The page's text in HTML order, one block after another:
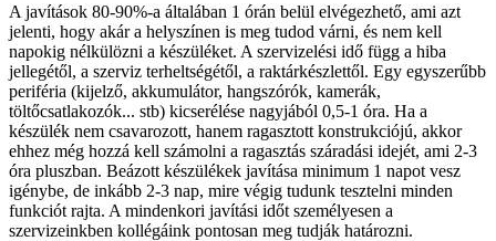
A javítások 80-90%-a általában 1 órán belül elvégezhető, ami azt
jelenti, hogy akár a helyszínen is meg tudod várni, és nem kell
napokig nélkülözni a készüléket. A szervizelési idő függ a hiba
jellegétől, a szerviz terheltségétől, a raktárkészlettől. Egy egyszerűbb
periféria (kijelző, akkumulátor, hangszórók, kamerák,
töltőcsatlakozók... stb) kicserélése nagyjából 0,5-1 óra. Ha a
készülék nem csavarozott, hanem ragasztott konstrukciójú, akkor
ehhez még hozzá kell számolni a ragasztás száradási idejét, ami 2-3
óra pluszban. Beázott készülékek javítása minimum 1 napot vesz
igénybe, de inkább 2-3 nap, mire végig tudunk tesztelni minden
funkciót rajta. A mindenkori javítási időt személyesen a
szervizeinkben kollégáink pontosan meg tudják határozni.